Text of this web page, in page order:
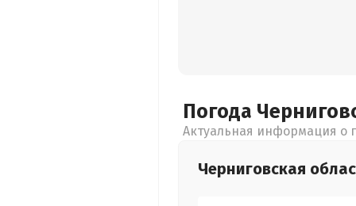
Погода
Актуальная информация о
Черниговская